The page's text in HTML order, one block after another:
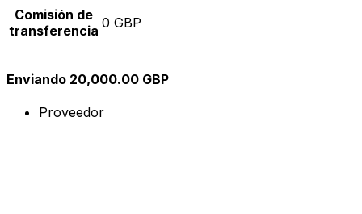
Comisión de
transferencia 0 GBP
Enviando 20,000.00 GBP
Proveedor